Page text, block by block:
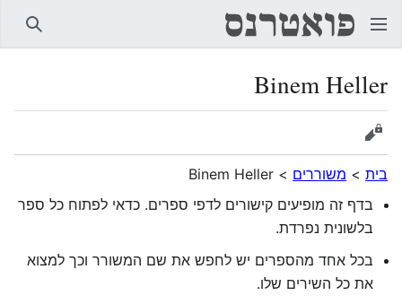
Binem Heller
הצגת מקור
בית > משוררים >
Binem Heller
בדף זה מופיעים קישורים לדפי ספרים. כדאי לפתוח כל ספר
בלשונית נפרדת.
בכל אחד מהספרים יש לחפש את שם המשורר וכך למצוא
את כל השירים שלו.